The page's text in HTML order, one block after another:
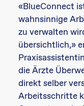
«BlueConnect
wahnsinnige
zu verwalten
übersichtlich,»
die Ärzte
direkt selber
Arbeitsschritte